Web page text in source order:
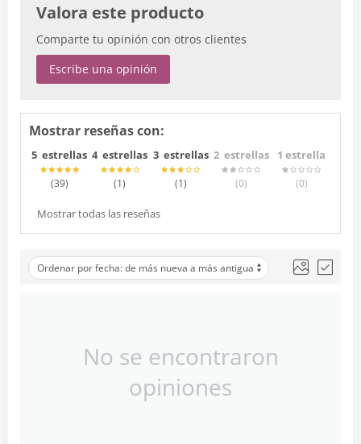
Valora este producto
Comparte tu opinión con otros clientes
Escribe una opinión
Mostrar reseñas con:
5 estrellas
(39)
4 estrellas
(1)
3 estrellas
(1)
2 estrellas
(0)
1 estrella
(0)
Mostrar todas las reseñas
Ordenar por fecha: de más nueva a más antigua
No se encontraron
opiniones